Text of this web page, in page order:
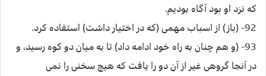
كه نزد او بود آگاه بوديم.
92- (باز) از اسباب مهمى (كه در اختيار داشت) استفاده كرد.
93- (و هم چنان به راه خود ادامه داد) تا به ميان دو كوه رسيد، و
در آنجا گروهى غير از آن دو را يافت كه هيچ سخنى را نمى